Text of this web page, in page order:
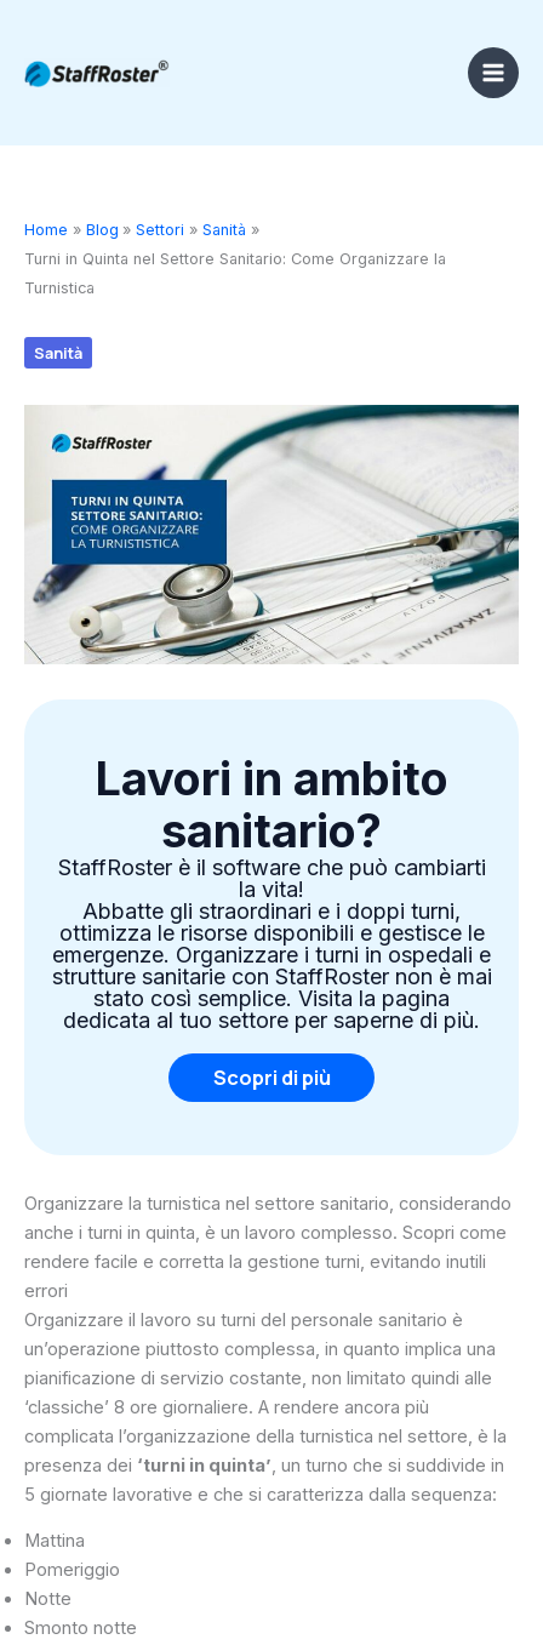
contenuto
Home Blog Settori
Sanità
Turni in Quinta nel Settore Sanitario: Come Organizzare la
Turnistica
Sanità
Lavori in ambito
sanitario?
StaffRoster è il software che può cambiarti
la vita!
Abbatte gli straordinari e i doppi turni,
ottimizza le risorse disponibili e gestisce le
emergenze. Organizzare i turni in ospedali e
strutture sanitarie con StaffRoster non è mai
stato così semplice. Visita la pagina
dedicata al tuo settore per saperne di più.
Scopri di più
Organizzare la turnistica nel settore sanitario, considerando
anche i turni in quinta, è un lavoro complesso. Scopri come
rendere facile e corretta la gestione turni, evitando inutili
errori
Organizzare il lavoro su turni del personale sanitario è
un’operazione piuttosto complessa, in quanto implica una
pianificazione di servizio costante, non limitato quindi alle
‘classiche’ 8 ore giornaliere. A rendere ancora più
complicata l’organizzazione della turnistica nel settore, è la
presenza dei ‘turni in quinta’, un turno che si suddivide in
5 giornate lavorative e che si caratterizza dalla sequenza:
Mattina
Pomeriggio
Notte
Smonto notte